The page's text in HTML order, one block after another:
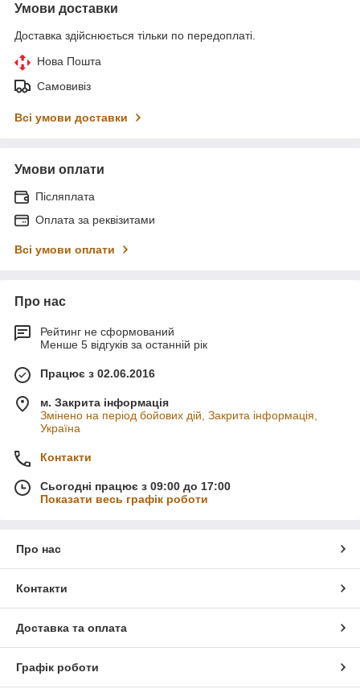
Умови доставки
Доставка здійснюється тільки по передоплаті.
Нова Пошта
Самовивіз
Всі умови доставки
Умови оплати
Післяплата
Оплата за реквізитами
Всі умови оплати
Про нас
Рейтинг не сформований
Менше 5 відгуків за останній рік
Працює з 02.06.2016
м. Закрита інформація
Змінено на період бойових дій, Закрита інформація,
Україна
Контакти
Сьогодні працює з 09:00 до 17:00
Показати весь графік роботи
Про нас
Контакти
Доставка та оплата
Графік роботи